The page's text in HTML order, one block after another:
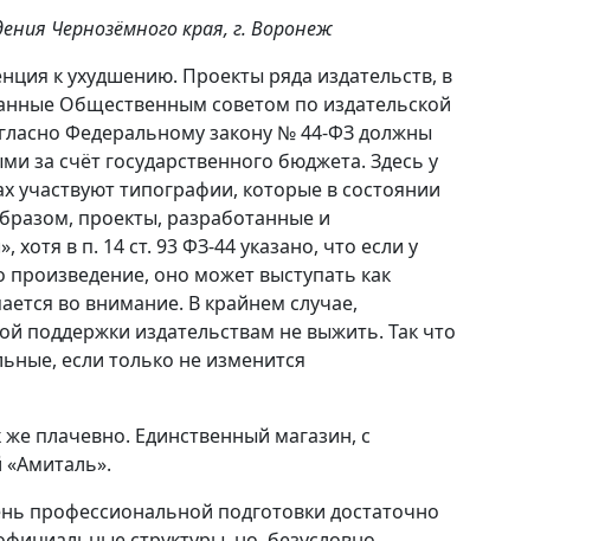
Чернозёмного края, г. Воронеж
к ухудшению. Проекты ряда издательств, в
Общественным советом по издательской
Федеральному закону № 44-ФЗ должны
за счёт государственного бюджета. Здесь у
участвуют типографии, которые в состоянии
проекты, разработанные и
в п. 14 ст. 93 ФЗ-44 указано, что если у
произведение, оно может выступать как
во внимание. В крайнем случае,
поддержки издательствам не выжить. Так что
если только не изменится
плачевно. Единственный магазин, с
профессиональной подготовки достаточно